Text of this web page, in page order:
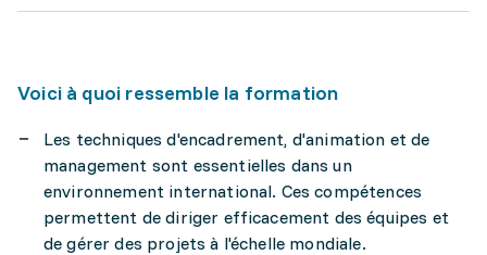
Voici à quoi ressemble la formation
Les techniques d'encadrement, d'animation et de
management sont essentielles dans un
environnement international. Ces compétences
permettent de diriger efficacement des équipes et
de gérer des projets à l'échelle mondiale.